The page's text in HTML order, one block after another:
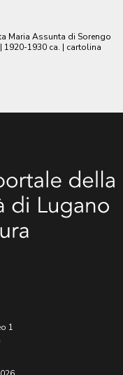
Maria Assunta di Sorengo
| 1920-1930 ca. | cartolina
1